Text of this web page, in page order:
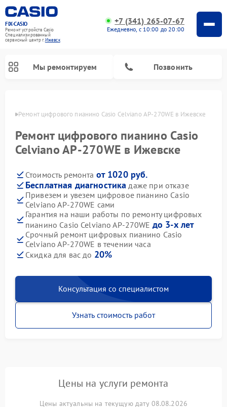
FIX-CASIO
Ремонт устройств Casio
Специализированный
cервисный центр г.Ижевск
+7 (341) 265-07-67
Ежедневно, с 10:00 до 20:00
Мы ремонтируем Позвонить
Ремонт цифрового пианино Casio Celviano AP-270WE в Ижевске
Ремонт цифрового пианино Casio
Celviano AP-270WE в Ижевске
Стоимость ремонта от 1020 руб.
Бесплатная диагностика даже при отказе
Привезем и увезем цифровое пианино Casio
Celviano AP-270WE сами
Гарантия на наши работы по ремонту цифровых
пианино Casio Celviano AP-270WE до 3-х лет
Срочный ремонт цифровых пианино Casio
Celviano AP-270WE в течении часа
Скидка для вас до 20%
Консультация со специалистом
Узнать стоимость работ
Цены на услуги ремонта
Цены актуальны на текущую дату 08.08.2026